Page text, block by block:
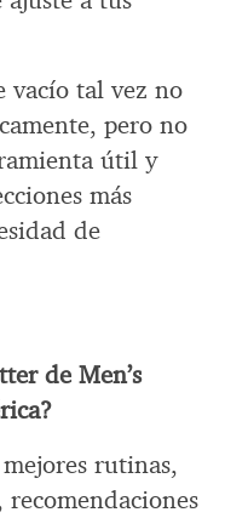
vacío tal vez no
pero no
útil y
más
de
de Men’s
rutinas,
recomendaciones